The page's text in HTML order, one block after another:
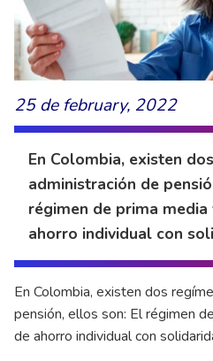
25 de february, 2022
En Colombia, existen
administración de
régimen de prima
ahorro individual con
En Colombia, existen dos
pensión, ellos son: El régimen
de ahorro individual con